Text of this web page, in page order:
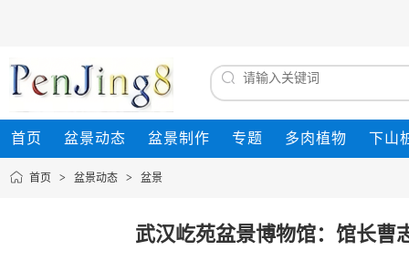
首页 盆景动态 盆景制作 专题 多肉植物 下山
首页 > 盆景动态 > 盆景
武汉屹苑盆景博物馆：馆长曹